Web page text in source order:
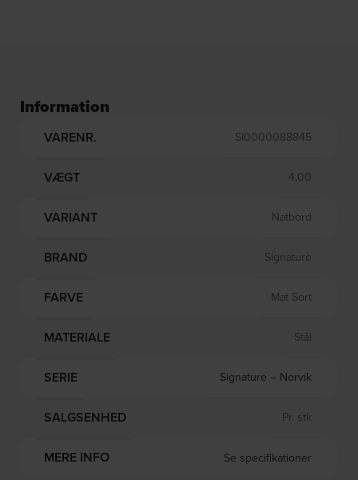
Information
VARENR. SI0000088845
VÆGT 4,00
VARIANT Natbord
BRAND Signature
FARVE Mat Sort
MATERIALE Stål
SERIE Signature – Norvik
SALGSENHED Pr. stk
MERE INFO Se specifikationer